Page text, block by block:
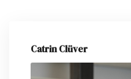
Catrin Clüver